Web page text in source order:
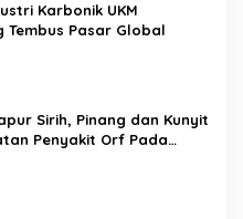
Karbonik UKM
Tembus Pasar Global
Sirih, Pinang dan Kunyit
Penyakit Orf Pada